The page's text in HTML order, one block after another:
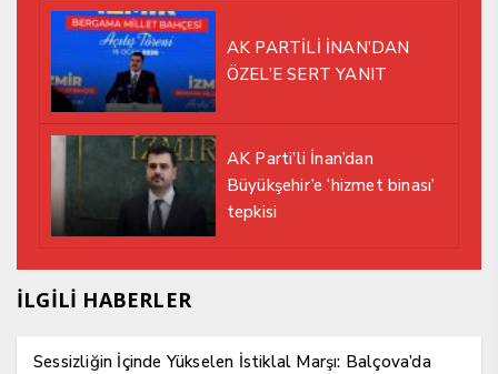
AK PARTİLİ İNAN’DAN
ÖZEL’E SERT YANIT
AK Parti’li İnan’dan
Büyükşehir’e ‘hizmet binası’
tepkisi
İLGİLİ HABERLER
Sessizliğin İçinde Yükselen İstiklal Marşı: Balçova’da